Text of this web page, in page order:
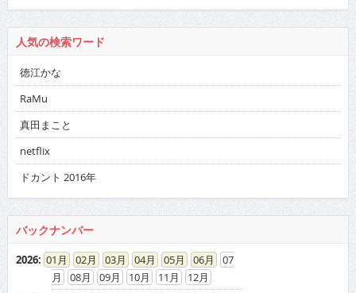
人気の検索ワード
徳江かな
RaMu
真田まこと
netflix
ドカント 2016年
バックナンバー
2026: 01 02 03 04 05 06
07
08
09 10 11
12